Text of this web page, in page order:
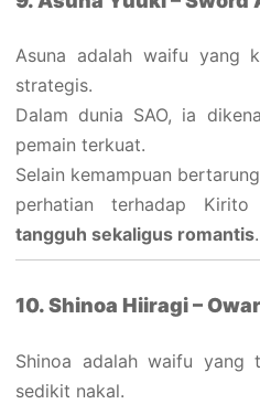
Asuna adalah waifu yang
strategis.
Dalam dunia SAO, ia
pemain terkuat.
Selain kemampuan
perhatian terhadap Kirito
tangguh sekaligus romantis.
10. Shinoa Hiiragi –
Shinoa adalah waifu yang
sedikit nakal.